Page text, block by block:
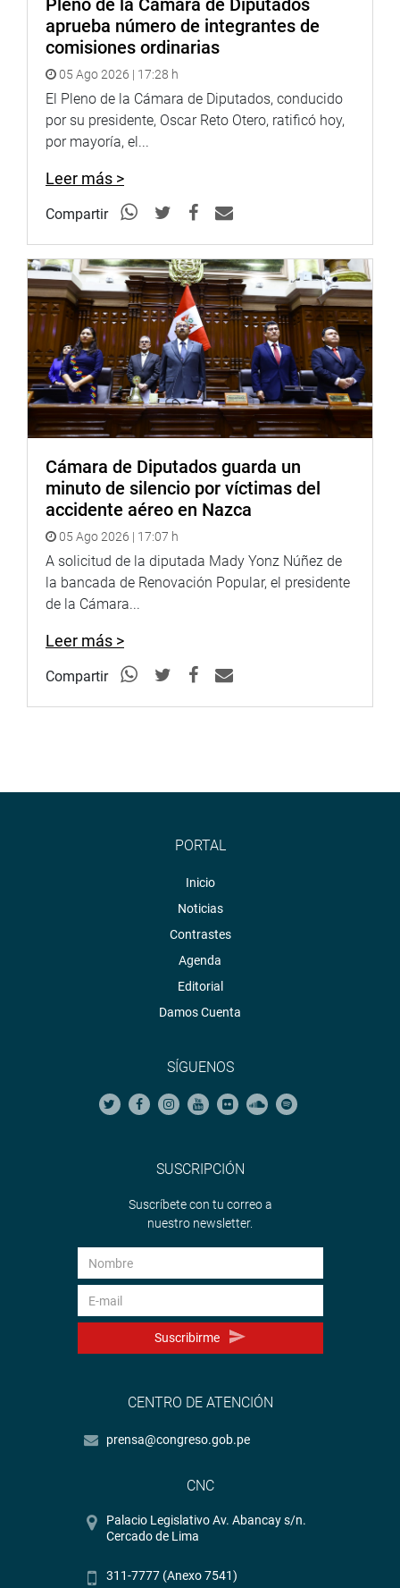
Pleno de la Cámara de Diputados
aprueba número de integrantes de
comisiones ordinarias
05 Ago 2026 | 17:28 h
El Pleno de la Cámara de Diputados, conducido
por su presidente, Oscar Reto Otero, ratificó hoy,
por mayoría, el...
Leer más >
Compartir
Cámara de Diputados guarda un
minuto de silencio por víctimas del
accidente aéreo en Nazca
05 Ago 2026 | 17:07 h
A solicitud de la diputada Mady Yonz Núñez de
la bancada de Renovación Popular, el presidente
de la Cámara...
Leer más >
Compartir
PORTAL
Inicio
Noticias
Contrastes
Agenda
Editorial
Damos Cuenta
SÍGUENOS
SUSCRIPCIÓN
Suscríbete con tu correo a
nuestro newsletter.
Suscribirme
CENTRO DE ATENCIÓN
prensa@congreso.gob.pe
CNC
Palacio Legislativo Av. Abancay s/n.
Cercado de Lima
311-7777 (Anexo 7541)